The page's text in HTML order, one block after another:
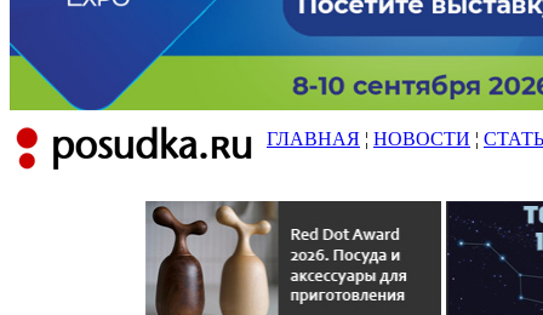
ГЛАВНАЯ ¦ НОВОСТИ ¦